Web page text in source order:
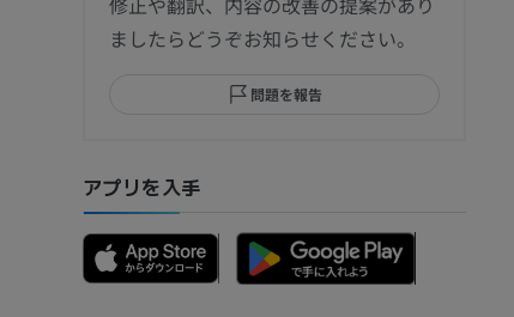
ましたらどうぞお知らせください。
問題を報告
アプリを入手